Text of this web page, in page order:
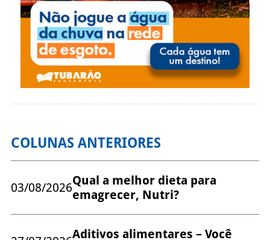
COLUNAS ANTERIORES
03/08/2026Qual a melhor dieta para
emagrecer, Nutri?
Aditivos alimentares – Você